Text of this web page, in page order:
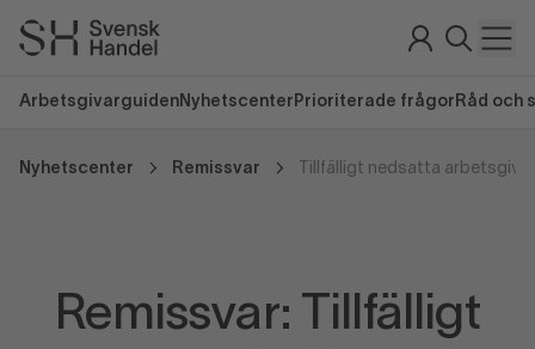
Arbetsgivarguiden Nyhetscenter Prioriterade frågor Råd och
Nyhetscenter Remissvar
Remissvar: Tillfälligt